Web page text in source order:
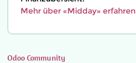
Mehr über «Midday» erfahren
Odoo Community